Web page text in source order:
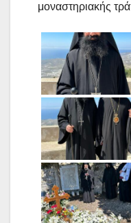
μοναστηριακής